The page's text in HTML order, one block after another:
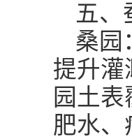
五、
桑园
提升灌
园土
肥水、